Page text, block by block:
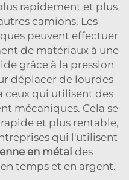
rapidement et plus
camions. Les
peuvent effectuer
de matériaux à une
grâce à la pression
déplacer de lourdes
ceux qui utilisent des
mécaniques. Cela se
et plus rentable,
qui l'utilisent
en métal des
temps et en argent.